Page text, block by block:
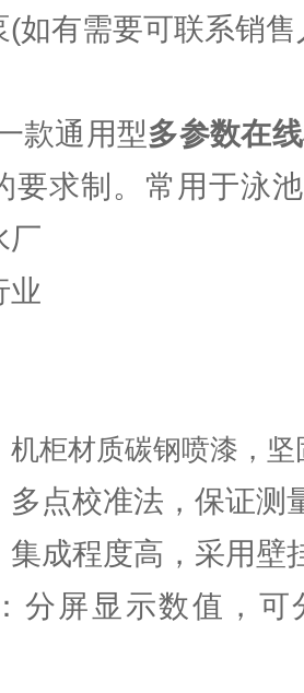
(如有需要可联系销售
款通用型多参数在
要求制。常用于泳
厂
业
机柜材质碳钢喷漆，
多点校准法，保证测
集成程度高，采用壁
分屏显示数值，可